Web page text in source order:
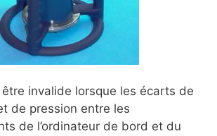
invalide lorsque les écarts de
de pression entre les
de l’ordinateur de bord et du